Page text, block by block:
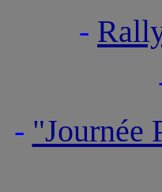
-
- "Journée